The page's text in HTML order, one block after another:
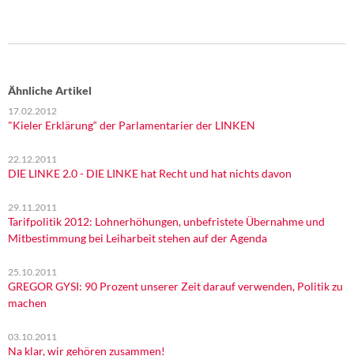
Ähnliche Artikel
17.02.2012
"Kieler Erklärung“ der Parlamentarier der LINKEN
22.12.2011
DIE LINKE 2.0 - DIE LINKE hat Recht und hat nichts davon
29.11.2011
Tarifpolitik 2012: Lohnerhöhungen, unbefristete Übernahme und
Mitbestimmung bei Leiharbeit stehen auf der Agenda
25.10.2011
GREGOR GYSI: 90 Prozent unserer Zeit darauf verwenden, Politik zu
machen
03.10.2011
Na klar, wir gehören zusammen!